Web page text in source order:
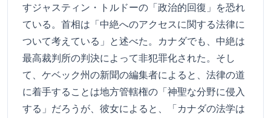
すジャスティン・トルドーの「政治的回復」を恐れ
ている。首相は「中絶へのアクセスに関する法律に
ついて考えている」と述べた。カナダでも、中絶は
最高裁判所の判決によって非犯罪化された。そし
て、ケベック州の新聞の編集者によると、法律の道
に着手することは地方管轄権の「神聖な分野に侵入
する」だろうが、彼女によると、「カナダの法学は